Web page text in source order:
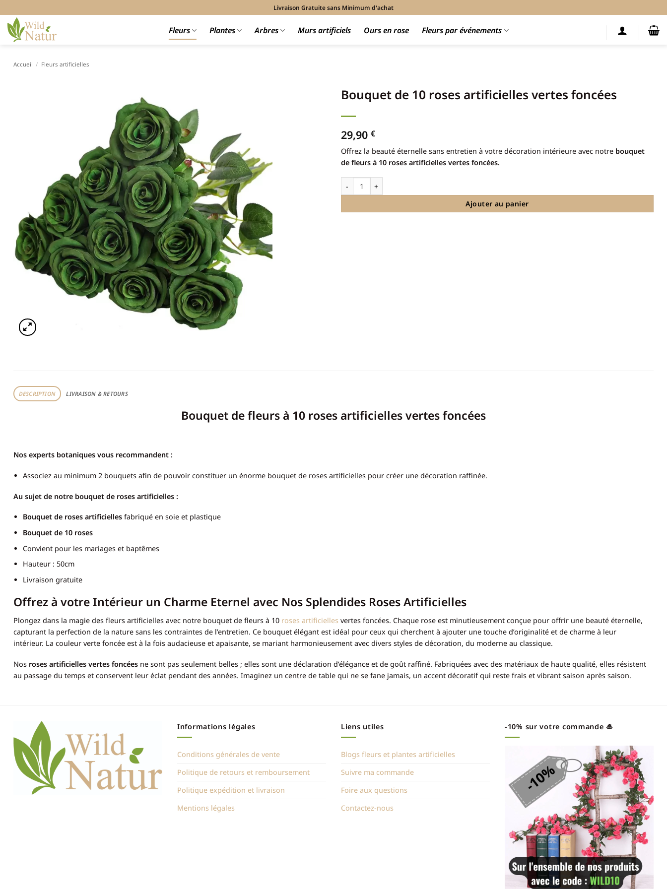
au
contenu
Livraison Gratuite sans Minimum d'achat
Fleurs Plantes Arbres Murs artificiels Ours en rose Fleurs par événements
Accueil / Fleurs artificielles
Bouquet de 10 roses artificielles vertes foncées
29,90 €
quantité de Bouquet de 10 roses artificielles vertes foncées
Ajouter au panier
Offrez la beauté éternelle sans entretien à votre décoration intérieure avec notre bouquet
de fleurs à 10 roses artificielles vertes foncées.
DESCRIPTION LIVRAISON & RETOURS
Bouquet de fleurs à 10 roses artificielles vertes foncées
Nos experts botaniques vous recommandent :
Associez au minimum 2 bouquets afin de pouvoir constituer un énorme bouquet de roses artificielles pour créer une décoration raffinée.
Au sujet de notre bouquet de roses artificielles :
Bouquet de roses artificielles fabriqué en soie et plastique
Bouquet de 10 roses
Convient pour les mariages et baptêmes
Hauteur : 50cm
Livraison gratuite
Offrez à votre Intérieur un Charme Eternel avec Nos Splendides Roses Artificielles
Plongez dans la magie des fleurs artificielles avec notre bouquet de fleurs à 10 roses artificielles vertes foncées. Chaque rose est minutieusement conçue pour offrir une beauté éternelle,
capturant la perfection de la nature sans les contraintes de l’entretien. Ce bouquet élégant est idéal pour ceux qui cherchent à ajouter une touche d’originalité et de charme à leur
intérieur. La couleur verte foncée est à la fois audacieuse et apaisante, se mariant harmonieusement avec divers styles de décoration, du moderne au classique.
Nos roses artificielles vertes foncées ne sont pas seulement belles ; elles sont une déclaration d’élégance et de goût raffiné. Fabriquées avec des matériaux de haute qualité, elles résistent
au passage du temps et conservent leur éclat pendant des années. Imaginez un centre de table qui ne se fane jamais, un accent décoratif qui reste frais et vibrant saison après saison.
Informations légales
Conditions générales de vente
Politique de retours et remboursement
Politique expédition et livraison
Mentions légales
Liens utiles
Blogs fleurs et plantes artificielles
Suivre ma commande
Foire aux questions
Contactez-nous
-10% sur votre commande 🎍